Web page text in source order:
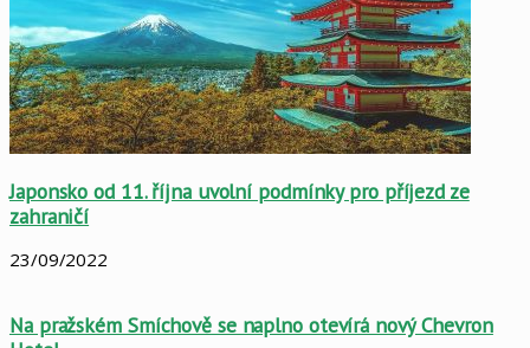
Japonsko od 11. října uvolní podmínky pro příjezd ze
zahraničí
23/09/2022
Na pražském Smíchově se naplno otevírá nový Chevron